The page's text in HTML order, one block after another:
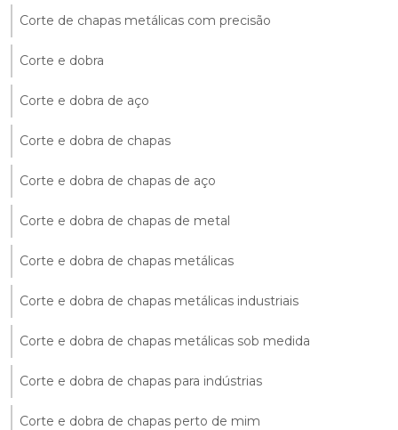
Corte de chapas metálicas com precisão
Corte e dobra
Corte e dobra de aço
Corte e dobra de chapas
Corte e dobra de chapas de aço
Corte e dobra de chapas de metal
Corte e dobra de chapas metálicas
Corte e dobra de chapas metálicas industriais
Corte e dobra de chapas metálicas sob medida
Corte e dobra de chapas para indústrias
Corte e dobra de chapas perto de mim